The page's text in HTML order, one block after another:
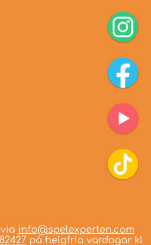
info@spelexperten.com
på helgfria vardagar kl